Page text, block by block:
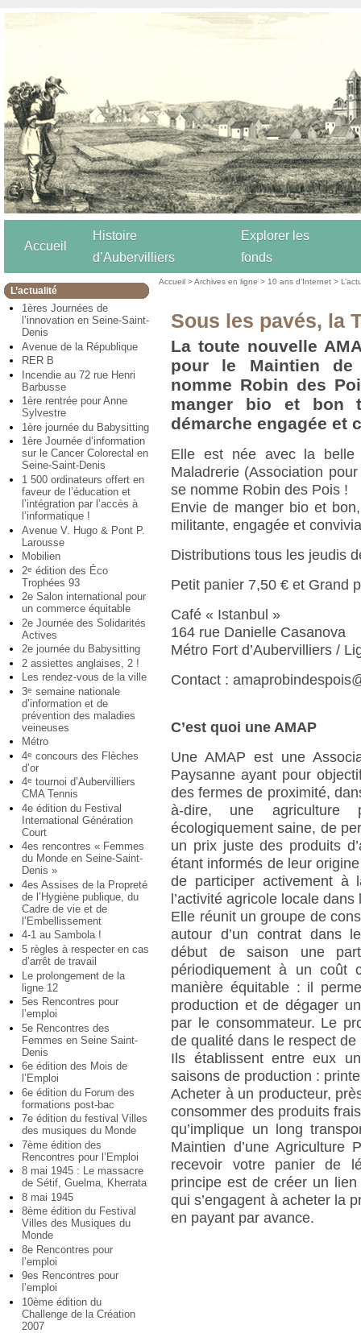
Accueil
Histoire
d’Aubervilliers
Explorer les
fonds
L’actualité
1ères Journées de
l’innovation en Seine-Saint-
Denis
Avenue de la République
RER B
Incendie au 72 rue Henri
Barbusse
1ère rentrée pour Anne
Sylvestre
1ère journée du Babysitting
1ère Journée d’information
sur le Cancer Colorectal en
Seine-Saint-Denis
1 500 ordinateurs offert en
faveur de l’éducation et
l’intégration par l’accès à
l’informatique !
Avenue V. Hugo & Pont P.
Larousse
Mobilien
2e édition des Éco
Trophées 93
2e Salon international pour
un commerce équitable
2e Journée des Solidarités
Actives
2e journée du Babysitting
2 assiettes anglaises, 2 !
Les rendez-vous de la ville
3e semaine nationale
d’information et de
prévention des maladies
veineuses
Métro
4e concours des Flèches
d’or
4e tournoi d’Aubervilliers
CMA Tennis
4e édition du Festival
International Génération
Court
4es rencontres « Femmes
du Monde en Seine-Saint-
Denis »
4es Assises de la Propreté
de l’Hygiène publique, du
Cadre de vie et de
l’Embellissement
4-1 au Sambola !
5 règles à respecter en cas
d’arrêt de travail
Le prolongement de la
ligne 12
5es Rencontres pour
l’emploi
5e Rencontres des
Femmes en Seine Saint-
Denis
6e édition des Mois de
l’Emploi
6e édition du Forum des
formations post-bac
7e édition du festival Villes
des musiques du Monde
7ème édition des
Rencontres pour l’Emploi
8 mai 1945 : Le massacre
de Sétif, Guelma, Kherrata
8 mai 1945
8ème édition du Festival
Villes des Musiques du
Monde
8e Rencontres pour
l’emploi
9es Rencontres pour
l’emploi
10ème édition du
Challenge de la Création
2007
Accueil >Archives en ligne > 10 ans d’Internet >
Sous les pavés, la
La toute nouvelle
pour le Maintien de
nomme Robin des
manger bio et bon
démarche engagée et
Elle est née avec la belle
Maladrerie (Association
se nomme Robin des Pois !
Envie de manger bio et
militante, engagée et
Distributions tous les jeudis
Petit panier 7,50 € et Grand
Café « Istanbul »
164 rue Danielle Casanova
Métro Fort d’Aubervilliers /
Contact :
C’est quoi une AMAP
Une AMAP est une
Paysanne ayant pour
des fermes de proximité,
à-dire, une agriculture
écologiquement saine, de
un prix juste des produits
étant informés de leur
de participer activement à
l’activité agricole locale
Elle réunit un groupe de
autour d’un contrat dans
début de saison une
périodiquement à un coût
manière équitable : il
production et de dégager
par le consommateur. Le
de qualité dans le respect de
Ils établissent entre eux
saisons de production :
Acheter à un producteur,
consommer des produits
qu’implique un long
Maintien d’une Agriculture
recevoir votre panier de
principe est de créer un
qui s’engagent à acheter la
en payant par avance.